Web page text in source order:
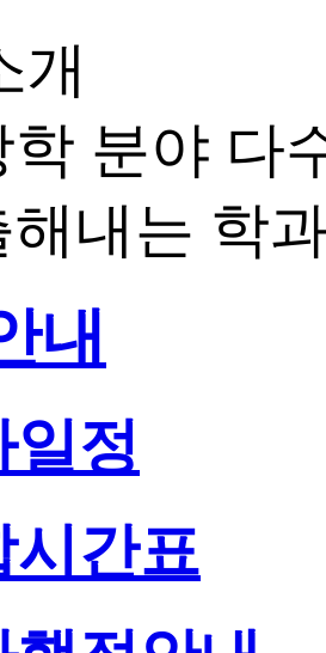
개
학 분야 다
해내는 학
내
일정
시간표